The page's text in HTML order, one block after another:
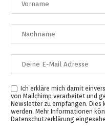
Ich erkläre mich damit
von Mailchimp verarbeitet und
Newsletter zu empfangen. Dies
werden. Mehr Informationen
Datenschutzerklärung